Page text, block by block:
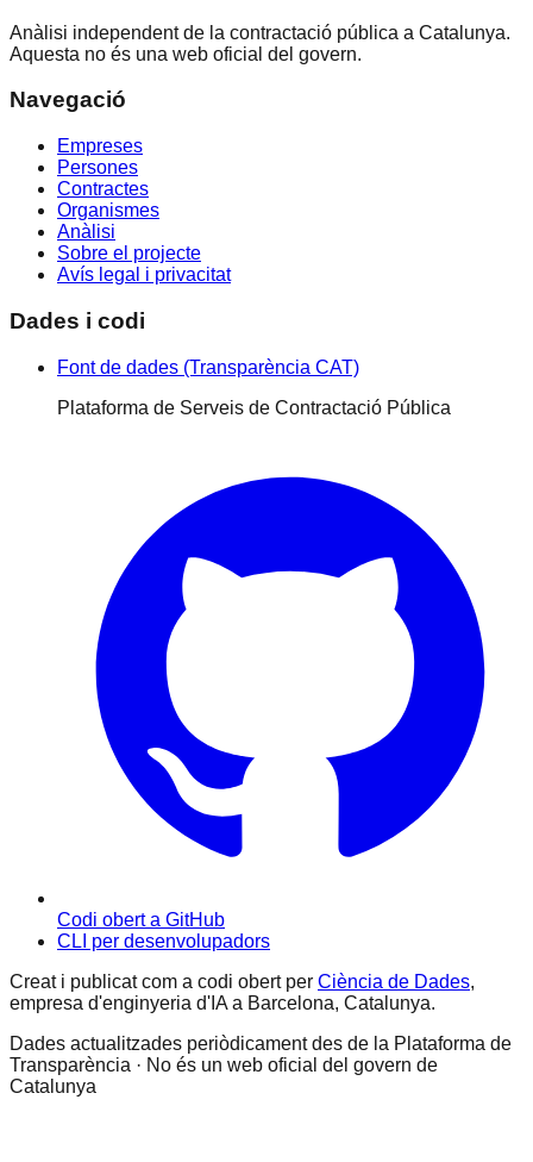
Anàlisi independent de la contractació pública a Catalunya.
Aquesta no és una web oficial del govern.
Navegació
Empreses
Persones
Contractes
Organismes
Anàlisi
Sobre el projecte
Avís legal i privacitat
Dades i codi
Font de dades (Transparència CAT)
Plataforma de Serveis de Contractació Pública
Codi obert a GitHub
CLI per desenvolupadors
Creat i publicat com a codi obert per Ciència de Dades,
empresa d'enginyeria d'IA a Barcelona, Catalunya.
Dades actualitzades periòdicament des de la Plataforma de
Transparència · No és un web oficial del govern de
Catalunya